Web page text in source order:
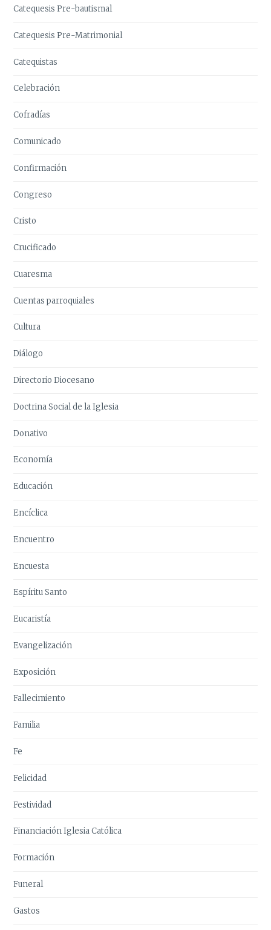
Catequesis Pre-bautismal
Catequesis Pre-Matrimonial
Catequistas
Celebración
Cofradías
Comunicado
Confirmación
Congreso
Cristo
Crucificado
Cuaresma
Cuentas parroquiales
Cultura
Diálogo
Directorio Diocesano
Doctrina Social de la Iglesia
Donativo
Economía
Educación
Encíclica
Encuentro
Encuesta
Espíritu Santo
Eucaristía
Evangelización
Exposición
Fallecimiento
Familia
Fe
Felicidad
Festividad
Financiación Iglesia Católica
Formación
Funeral
Gastos